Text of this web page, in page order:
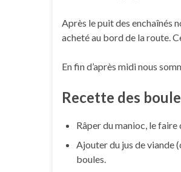
Après le puit des enchaînés
acheté au bord de la route.
En fin d’après midi nous
Recette des
Râper du manioc, le
Ajouter du jus de viande
boules.